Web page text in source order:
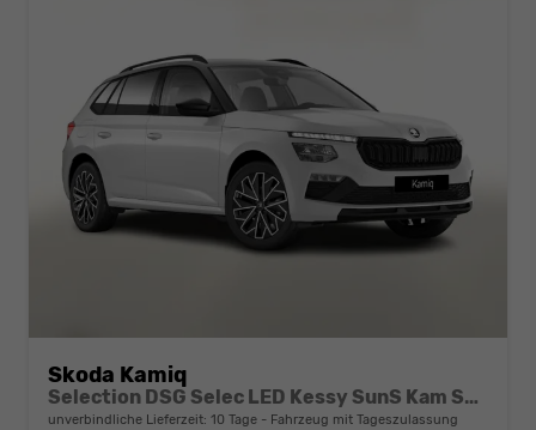
Skoda Kamiq
Selection DSG Selec LED Kessy SunS Kam SHZ Temp PDC
unverbindliche Lieferzeit: 10 Tage Fahrzeug mit Tageszulassung